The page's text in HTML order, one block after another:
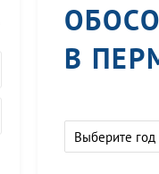
В
Выберите год